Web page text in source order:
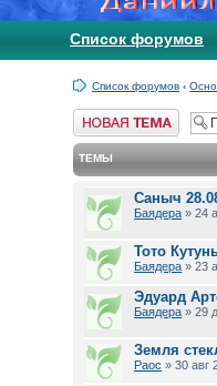
Список форумов
Список форумов ‹
Начать новую
тему
ТЕМЫ
Саныч
Баядера » 24
Тото
Баядера » 23
Эдуард
Баядера » 29
Земля
Раос » 30 авг